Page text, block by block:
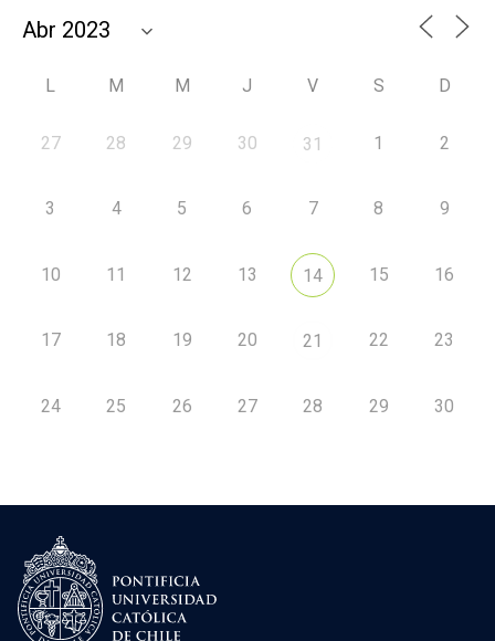
L M M J V S D
27 28 29 30 31 1 2
3 4 5 6 7 8 9
10 11 12 13 14 15 16
17 18 19 20 21 22 23
24 25 26 27 28 29 30